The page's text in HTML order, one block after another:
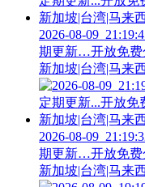
2026-08-
期更新…开放免费
新加坡|台湾|马来
2026-08-
期更新…开放免费
新加坡|台湾|马来